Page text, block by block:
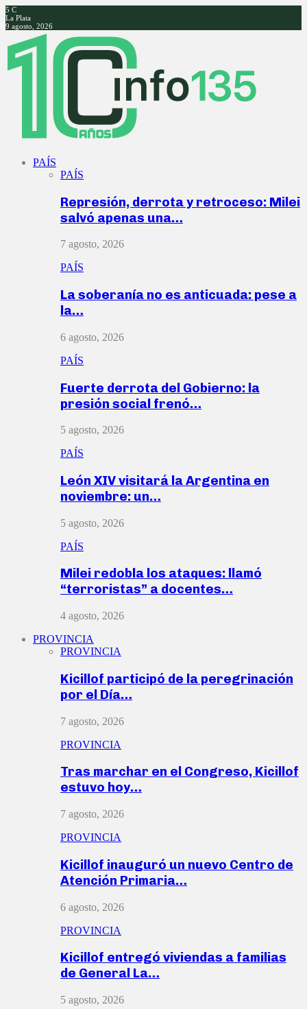
5 C
La Plata
9 agosto, 2026
Facebook
Twitter
Instagram
Youtube
PAÍS
PAÍS
Represión, derrota y retroceso: Milei
salvó apenas una…
7 agosto, 2026
PAÍS
La soberanía no es anticuada: pese a
la…
6 agosto, 2026
PAÍS
Fuerte derrota del Gobierno: la
presión social frenó…
5 agosto, 2026
PAÍS
León XIV visitará la Argentina en
noviembre: un…
5 agosto, 2026
PAÍS
Milei redobla los ataques: llamó
“terroristas” a docentes…
4 agosto, 2026
PROVINCIA
PROVINCIA
Kicillof participó de la peregrinación
por el Día…
7 agosto, 2026
PROVINCIA
Tras marchar en el Congreso, Kicillof
estuvo hoy…
7 agosto, 2026
PROVINCIA
Kicillof inauguró un nuevo Centro de
Atención Primaria…
6 agosto, 2026
PROVINCIA
Kicillof entregó viviendas a familias
de General La…
5 agosto, 2026